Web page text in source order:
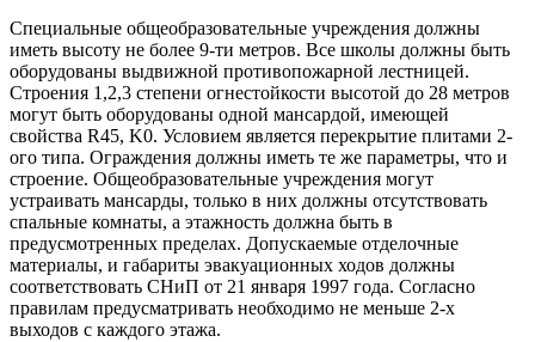
Специальные общеобразовательные учреждения должны
иметь высоту не более 9-ти метров. Все школы должны быть
оборудованы выдвижной противопожарной лестницей.
Строения 1,2,3 степени огнестойкости высотой до 28 метров
могут быть оборудованы одной мансардой, имеющей
свойства R45, K0. Условием является перекрытие плитами 2-
ого типа. Ограждения должны иметь те же параметры, что и
строение. Общеобразовательные учреждения могут
устраивать мансарды, только в них должны отсутствовать
спальные комнаты, а этажность должна быть в
предусмотренных пределах. Допускаемые отделочные
материалы, и габариты эвакуационных ходов должны
соответствовать СНиП от 21 января 1997 года. Согласно
правилам предусматривать необходимо не меньше 2-х
выходов с каждого этажа.